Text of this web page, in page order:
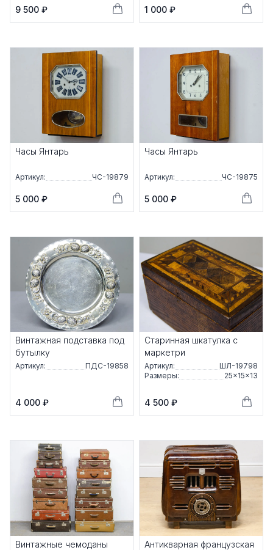
9 500 ₽ 1 000 ₽
Часы Янтарь
Артикул: ЧС-19879
5 000 ₽
Часы Янтарь
Артикул: ЧС-19875
5 000 ₽
Винтажная подставка под
бутылку
Артикул: ПДС-19858
4 000 ₽
Старинная шкатулка с
маркетри
Артикул:
ШЛ-19798
Размеры:
25×15×13
4 500 ₽
Винтажные чемоданы
Антикварная французская